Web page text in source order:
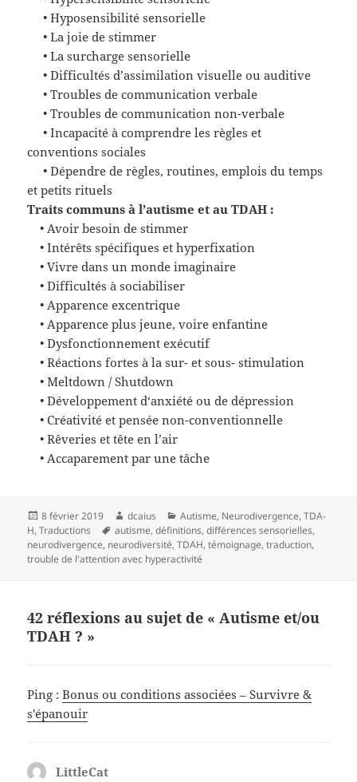
• Hyposensibilité sensorielle
• La joie de stimmer
• La surcharge sensorielle
• Difficultés d’assimilation visuelle ou auditive
• Troubles de communication verbale
• Troubles de communication non-verbale
• Incapacité à comprendre les règles et
conventions sociales
• Dépendre de règles, routines, emplois du temps
et petits rituels
Traits communs à l’autisme et au TDAH :
• Avoir besoin de stimmer
• Intérêts spécifiques et hyperfixation
• Vivre dans un monde imaginaire
• Difficultés à sociabiliser
• Apparence excentrique
• Apparence plus jeune, voire enfantine
• Dysfonctionnement exécutif
• Réactions fortes à la sur- et sous- stimulation
• Meltdown / Shutdown
• Développement d‘anxiété ou de dépression
• Créativité et pensée non-conventionnelle
• Rêveries ettête en l’air
• Accaparement par une tâche
Publié
le
8 février 2019 Auteur
dcaius Catégories
Autisme, Neurodivergence,TDA-
H,Traductions
Mots-
clés
autisme,définitions,différences sensorielles,
neurodivergence, neurodiversité,TDAH,témoignage,traduction,
trouble de l'attention avec hyperactivité
42 réflexions au sujet de « Autisme et/ou
TDAH ? »
Ping :Bonus ou conditions associées – Survivre &
s'épanouir
LittleCat